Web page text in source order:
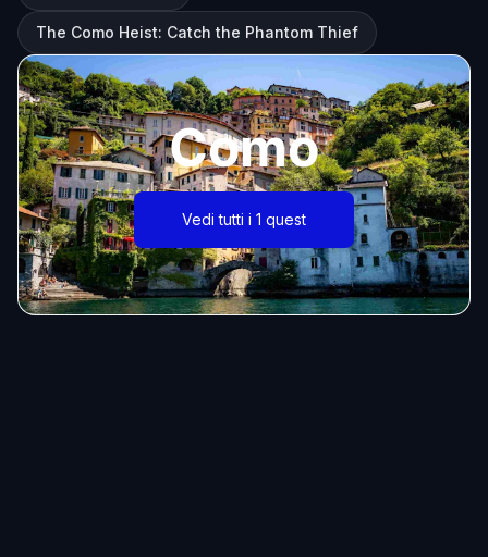
The Como Heist: Catch the Phantom Thief
Como
Vedi tutti i 1 quest